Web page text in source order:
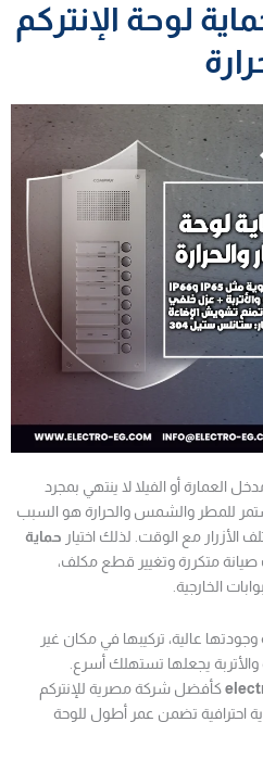
لوحة الإنتركم
العمارة أو الفيلا لا ينتهي بمجرد
للمطر والشمس والحرارة هو السبب
مع الوقت. لذلك اختيار حماية
صيانة متكررة وتغيير قطع مكلف،
الخارجية.
عالية، تركيبها في مكان غير
يجعلها تستهلك أسرع.
كأفضل شركة مصرية للإنتركم
احترافية تضمن عمر أطول للوحة